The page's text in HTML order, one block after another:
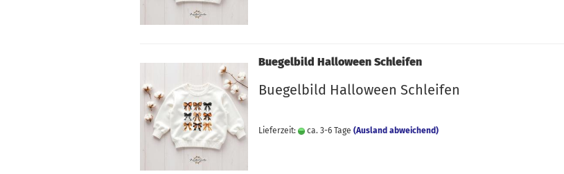
Buegelbild Halloween Schleifen
Buegelbild Halloween Schleifen
Lieferzeit: ca. 3-6 Tage (Ausland abweichend)